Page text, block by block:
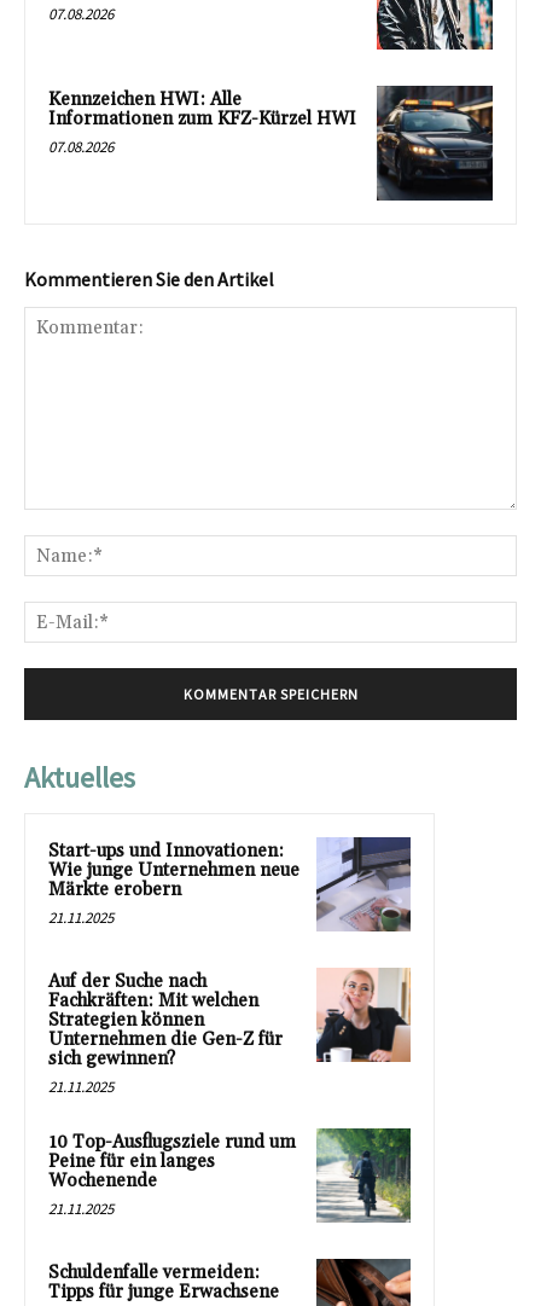
07.08.2026
Kennzeichen HWI: Alle
Informationen zum KFZ-Kürzel HWI
07.08.2026
Kommentieren Sie den Artikel
Aktuelles
Start-ups und Innovationen:
Wie junge Unternehmen neue
Märkte erobern
21.11.2025
Auf der Suche nach
Fachkräften: Mit welchen
Strategien können
Unternehmen die Gen-Z für
sich gewinnen?
21.11.2025
10 Top-Ausflugsziele rund um
Peine für ein langes
Wochenende
21.11.2025
Schuldenfalle vermeiden:
Tipps für junge Erwachsene